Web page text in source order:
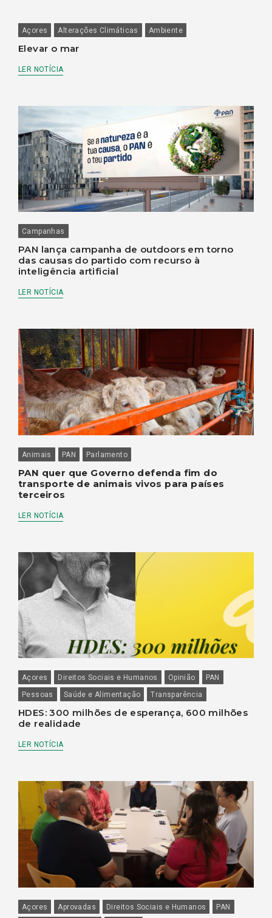
Açores Alterações Climáticas Ambiente
Elevar o mar
LER NOTÍCIA
Campanhas
PAN lança campanha de outdoors em torno
das causas do partido com recurso à
inteligência artificial
LER NOTÍCIA
Animais PAN Parlamento
PAN quer que Governo defenda fim do
transporte de animais vivos para países
terceiros
LER NOTÍCIA
Açores Direitos Sociais e Humanos Opinião
PAN
Pessoas
Saúde e Alimentação Transparência
HDES: 300 milhões de esperança, 600 milhões
de realidade
LER NOTÍCIA
Açores Aprovadas Direitos Sociais e Humanos
PAN